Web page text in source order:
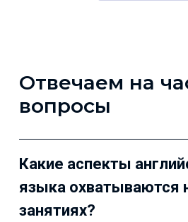
Отвечаем на
вопросы
Какие аспекты
языка охватываются
занятиях?